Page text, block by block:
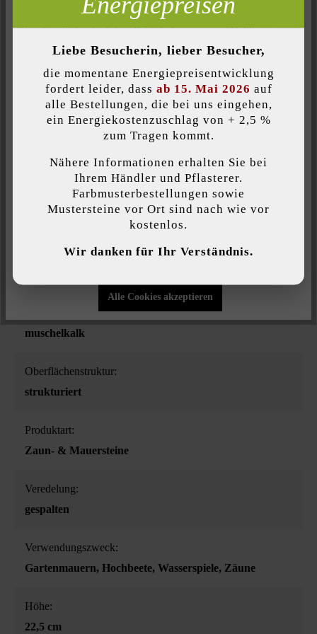
Der Mauerstein Gutshof MB24 gespalten besteht – wie auch der
Gutshof MB24 bossiert – aus fünf Formaten, die gemischt
Bahnen versetzt werden können. Im Gegensatz zum bossierten
Stein weist der gespaltene Stein eine feine bruchrauhe
Oberfläche auf. Besonders in großen Gartenanlagen helfen
Mauern, die Fläche zu strukturieren und ihr Spannung zu
kann auf den Mauerstein Gutshof MB16 gespalten mit 16 cm
Mauerbreite zurückgegriffen werden.
Produktgröße:
muschelkalk
Oberflächenstruktur:
strukturiert
Produktart:
Zaun- & Mauersteine
Veredelung:
gespalten
Verwendungszweck:
Gartenmauern, Hochbeete, Wasserspiele, Zäune
Höhe:
22,5 cm
Komfort (Seitenfunktionalität) Inaktiv
Inaktiv
Individuelle Cookies akzeptieren
Funktionalität bieten zu können...Mehr Informationen
Individuelle Einstellungen
Alle Cookies akzeptieren
Liebe Besucherin, lieber Besucher,
die momentane Energiepreisentwicklung
fordert leider, dass ab 15. Mai 2026 auf
alle Bestellungen, die bei uns eingehen,
ein Energiekostenzuschlag von + 2,5 %
zum Tragen kommt.
Nähere Informationen erhalten Sie bei
Ihrem Händler und Pflasterer.
Farbmusterbestellungen sowie
Mustersteine vor Ort sind nach wie vor
kostenlos.
Wir danken für Ihr Verständnis.